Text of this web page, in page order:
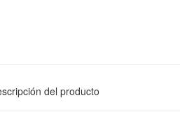
del producto